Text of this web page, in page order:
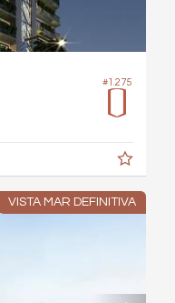
#1.275
VISTA MAR DEFINITIVA